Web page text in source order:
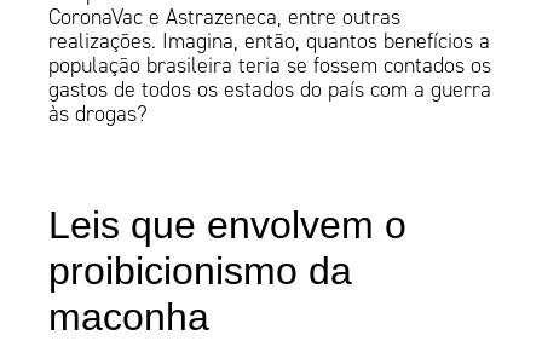
CoronaVac e Astrazeneca, entre outras
realizações. Imagina, então, quantos benefícios a
população brasileira teria se fossem contados os
gastos de todos os estados do país com a guerra
às drogas?
Leis que envolvem o
proibicionismo da
maconha